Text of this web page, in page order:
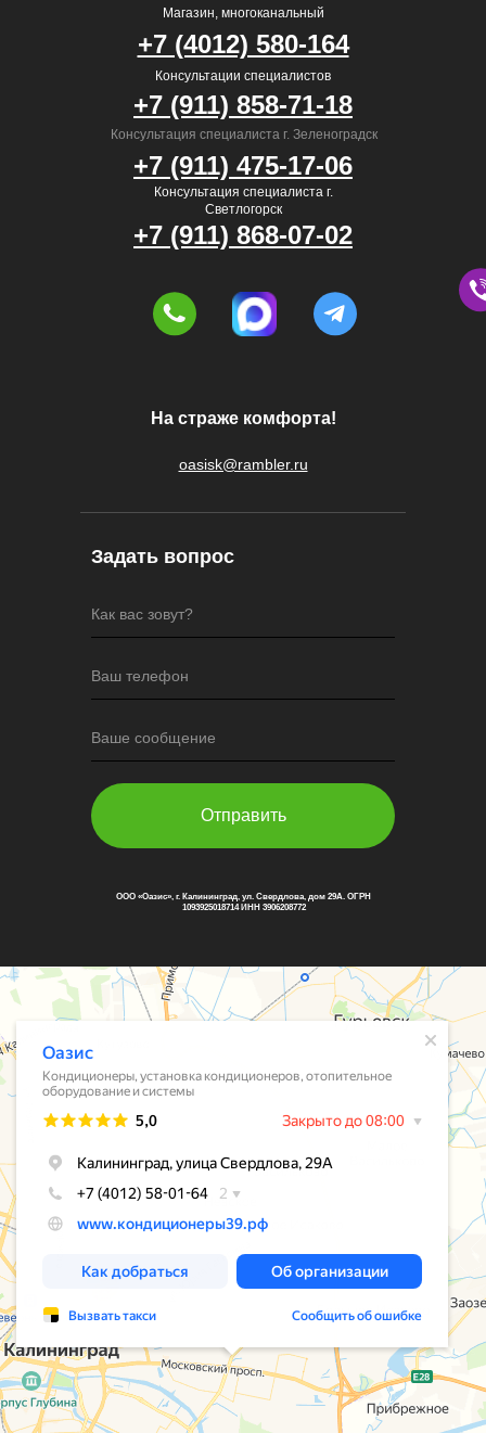
Как вас зовут?
Ваш телефон
Ваше сообщение
Отправить
oasisk@rambler.ru
На страже комфорта!
Магазин, многоканальный
Консультация специалиста г.
Светлогорск
Консультация специалиста г. Зеленоградск
Консультации специалистов
+7 (911) 858-71-18
+7 (911) 475-17-06
+7 (911) 868-07-02
+7 (4012) 580-164
Задать вопрос
ООО «Оазис», г. Калининград, ул. Свердлова, дом 29А. ОГРН
1093925018714 ИНН 3906208772